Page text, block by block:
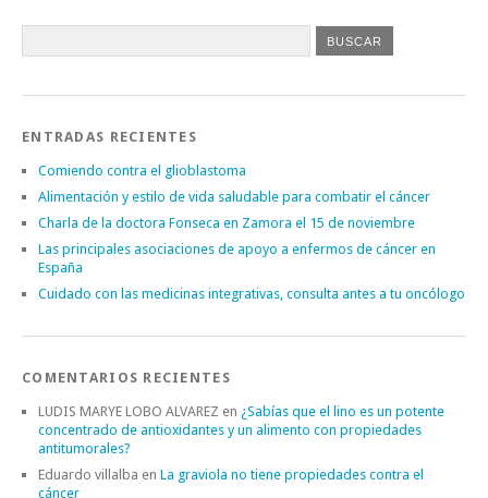
ENTRADAS RECIENTES
Comiendo contra el glioblastoma
Alimentación y estilo de vida saludable para combatir el cáncer
Charla de la doctora Fonseca en Zamora el 15 de noviembre
Las principales asociaciones de apoyo a enfermos de cáncer en
España
Cuidado con las medicinas integrativas, consulta antes a tu oncólogo
COMENTARIOS RECIENTES
LUDIS MARYE LOBO ALVAREZ en ¿Sabías que el lino es un potente
concentrado de antioxidantes y un alimento con propiedades
antitumorales?
Eduardo villalba en La graviola no tiene propiedades contra el
cáncer